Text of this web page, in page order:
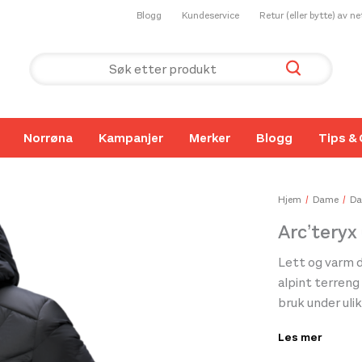
Blogg Kundeservice Retur (eller bytte) av
Norrøna Kampanjer Merker Blogg Tips &
Hjem Dame
Lett og varm
alpint terreng
bruk under
vekt og
Les mer